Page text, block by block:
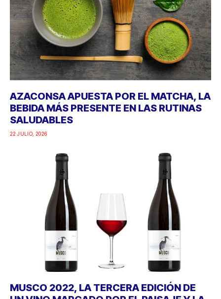
AZACONSA APUESTA POR EL MATCHA, LA
BEBIDA MÁS PRESENTE EN LAS RUTINAS
SALUDABLES
22 JULIO, 2026
MUSCO 2022, LA TERCERA EDICIÓN DE